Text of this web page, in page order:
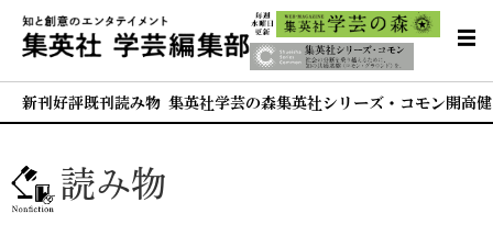
新刊 好評既刊 読み物 集英社学芸の森集英社シリーズ・コモン 開高
読み物